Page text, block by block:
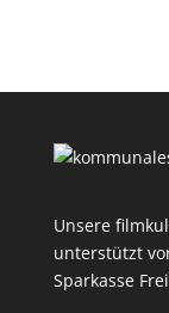
Unsere
unterstützt
Sparkasse